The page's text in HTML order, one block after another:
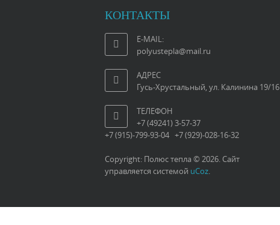
КОНТАКТЫ
E-MAIL:
polyustepla@mail.ru
АДРЕС
Гусь-Хрустальный, ул. Калинина 19/16
ТЕЛЕФОН
+7 (49241) 3-57-37
+7 (915)-799-93-04 +7 (929)-028-16-32
Copyright: Полюс тепла © 2026. Сайт
управляется системой uCoz.